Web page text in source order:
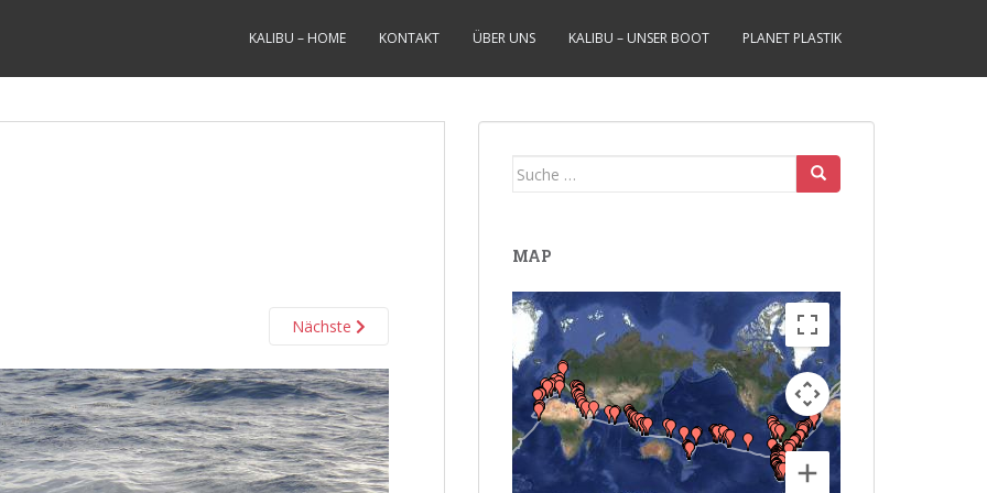
KALIBU – HOME KONTAKT ÜBER UNS KALIBU – UNSER BOOT PLANET PLASTIK
Nächste
Suche
MAP